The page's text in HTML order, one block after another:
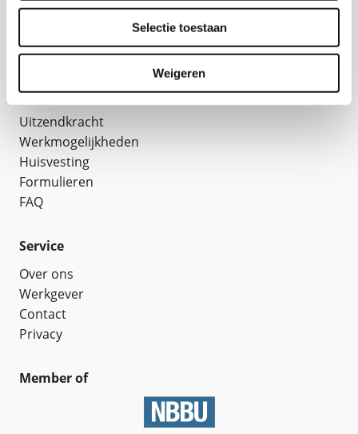
Selectie toestaan
Weigeren
2152 NB Nieuw Vennep
info@zantenvj.nl
Work
Uitzendkracht
Werkmogelijkheden
Huisvesting
Formulieren
FAQ
Service
Over ons
Werkgever
Contact
Privacy
Member of